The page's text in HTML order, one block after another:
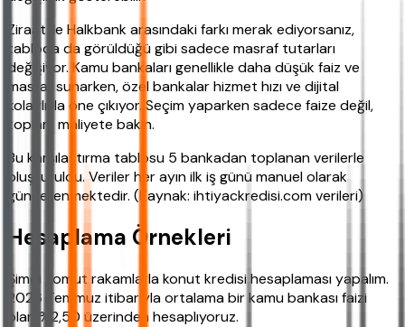
Ziraat ile Halkbank arasındaki farkı merak ediyorsanız,
tabloda da görüldüğü gibi sadece masraf tutarları
değişiyor. Kamu bankaları genellikle daha düşük faiz ve
masraf sunarken, özel bankalar hizmet hızı ve dijital
kolaylıkla öne çıkıyor. Seçim yaparken sadece faize değil,
toplam maliyete bakın.
Bu karşılaştırma tablosu 5 bankadan toplanan verilerle
oluşturuldu. Veriler her ayın ilk iş günü manuel olarak
güncellenmektedir. (Kaynak: ihtiyackredisi.com verileri)
Hesaplama Örnekleri
Şimdi somut rakamlarla konut kredisi hesaplaması yapalım.
2026 Temmuz itibarıyla ortalama bir kamu bankası faizi
olan %2,50 üzerinden hesaplıyoruz.